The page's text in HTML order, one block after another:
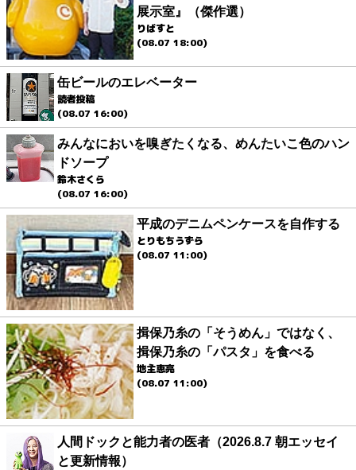
展示室』（傑作選）
りばすと
(08.07 18:00)
缶ビールのエレベーター
読者投稿
(08.07 16:00)
みんなにおいを嗅ぎたくなる、めんたいこ色のハン
ドソープ
鈴木さくら
(08.07 16:00)
平成のデニムペンケースを自作する
とりもちうずら
(08.07 11:00)
揖保乃糸の「そうめん」ではなく、
揖保乃糸の「パスタ」を食べる
地主恵亮
(08.07 11:00)
人間ドックと能力者の医者（2026.8.7 朝エッセイ
と更新情報）